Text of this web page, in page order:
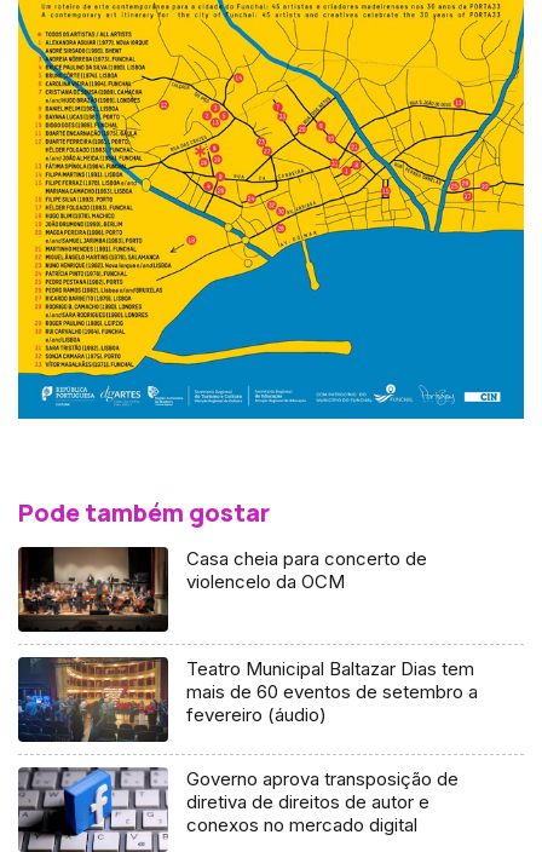
Pode também gostar
Casa cheia para concerto de
violencelo da OCM
Teatro Municipal Baltazar Dias tem
mais de 60 eventos de setembro a
fevereiro (áudio)
Governo aprova transposição de
diretiva de direitos de autor e
conexos no mercado digital